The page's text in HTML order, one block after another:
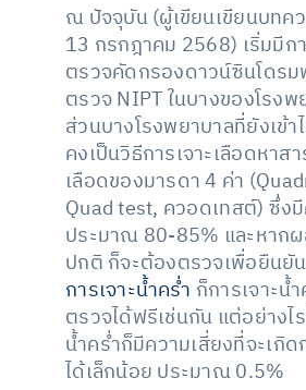
ณ ปัจจุบัน (ผู้เขียนเขียนบทค
13 กรกฎาคม 2568) เริ่มมีก
ตรวจคัดกรองดาวน์ซินโดร
ตรวจ NIPT ในบางของโรง
ส่วนบางโรงพยาบาลที่ยังเข้า
คงเป็นวิธีการเจาะเลือดหาส
เลือดของมารดา 4 ค่า
Quad test, ควอดเทสต์) ซึ่ง
ประมาณ 80-85% และหาก
ปกติ ก็จะต้องตรวจเพื่อยืนยั
การเจาะน้ำคร่ำ ก็การเจาะน้
ตรวจได้ฟรีเช่นกัน แต่อย่างไ
น้ำคร่ำก็มีความเสี่ยงที่จะเกิ
ได้เล็กน้อย ประมาณ 0.5%